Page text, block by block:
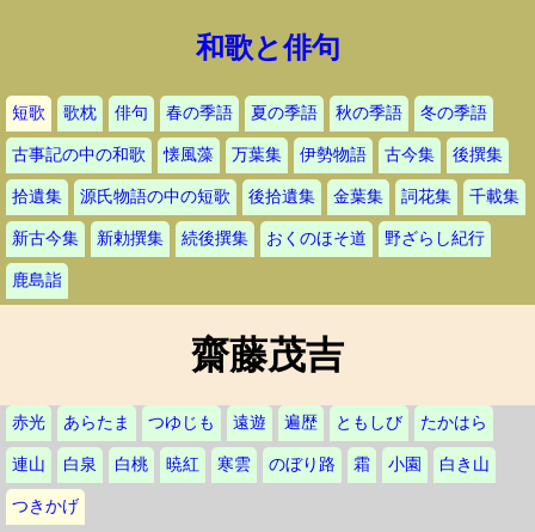
和歌と俳句
短歌 歌枕 俳句 春の季語 夏の季語 秋の季語 冬の季語
古事記の中の和歌 懐風藻 万葉集 伊勢物語 古今集 後撰集
拾遺集 源氏物語の中の短歌 後拾遺集 金葉集 詞花集 千載集
新古今集 新勅撰集 続後撰集 おくのほそ道 野ざらし紀行
鹿島詣
齋藤茂吉
赤光 あらたま つゆじも 遠遊 遍歴 ともしび たかはら
連山 白泉 白桃 暁紅 寒雲 のぼり路 霜 小園 白き山
つきかげ